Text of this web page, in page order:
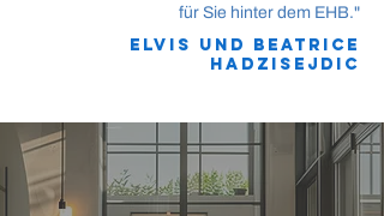
für Sie hinter dem EHB."
Elvis und Beatrice
Hadzisejdic